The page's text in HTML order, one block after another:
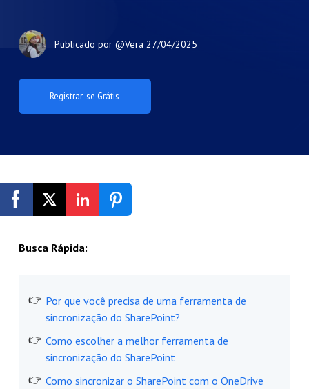
Registrar-se Grátis
Publicado por @Vera 27/04/2025
Busca Rápida:
Por que você precisa de uma ferramenta de
sincronização do SharePoint?
Como escolher a melhor ferramenta de
sincronização do SharePoint
Como sincronizar o SharePoint com o OneDrive